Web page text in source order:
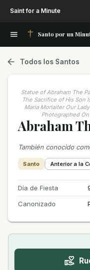
Saint for a Minute
Santo por un
Todos los Santos
Statue of Abraham The
The Sacrifice of His Son
Maria Morlaiter Our
Photographed
Abraham
También conocido
Santo Anterior a la
Día de Fiesta
Canonizado